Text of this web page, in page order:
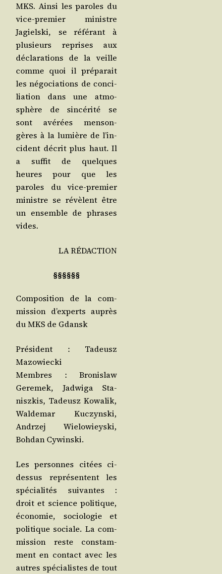
MKS. Ain­si les paroles du
vice-pre­mier ministre
Jagiels­ki, se réfé­rant à
plu­sieurs reprises aux
décla­ra­tions de la veille
comme quoi il pré­pa­rait
les négo­cia­tions de conci­
lia­tion dans une atmo­
sphère de sin­cé­ri­té se
sont avé­rées men­son­
gères à la lumière de l’in­
ci­dent décrit plus haut. Il
a suf­fit de quelques
heures pour que les
paroles du vice-pre­mier
ministre se révèlent être
un ensemble de phrases
vides.
LARÉDACTION
§§§§§§
Com­po­si­tion de la com­
mis­sion d’ex­perts auprès
du MKS de Gdansk
Pré­sident : Tadeusz
Mazowiecki
Membres : Bro­nis­law
Gere­mek, Jad­wi­ga Sta­
nisz­kis, Tadeusz Kowa­lik,
Wal­de­mar Kuc­zyns­ki,
Andr­zej Wie­lo­wieys­ki,
Boh­dan Cywinski.
Les per­sonnes citées ci-
des­sus repré­sentent les
spé­cia­li­tés sui­vantes :
droit et science poli­tique,
éco­no­mie, socio­lo­gie et
poli­tique sociale. La com­
mis­sion reste constam­
ment en contact avec les
autres spé­cia­listes de tout